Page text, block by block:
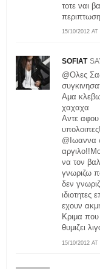
15/10/2012 AT
τοτε ναι
SOFIAT
15/10/2012 AT
@Ολες
Αμα
χαχαχα
Αντε
@Ιωαννα
να τον
γνωριζω
δεν
εχουν
Κριμα που
θυμιζει